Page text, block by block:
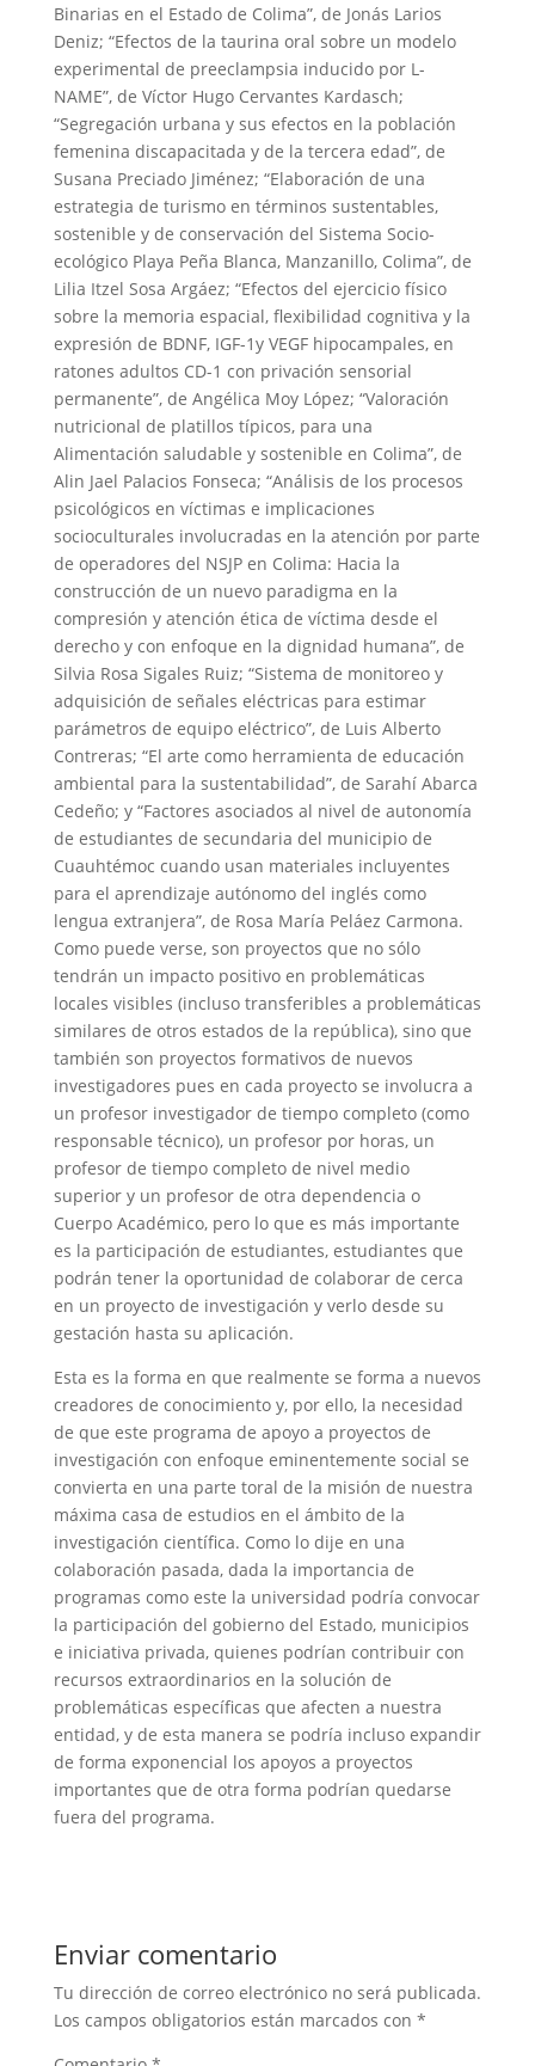
Binarias en el Estado de Colima”, de Jonás Larios
Deniz; “Efectos de la taurina oral sobre un modelo
experimental de preeclampsia inducido por L-
NAME”, de Víctor Hugo Cervantes Kardasch;
“Segregación urbana y sus efectos en la población
femenina discapacitada y de la tercera edad”, de
Susana Preciado Jiménez; “Elaboración de una
estrategia de turismo en términos sustentables,
sostenible y de conservación del Sistema Socio-
ecológico Playa Peña Blanca, Manzanillo, Colima”, de
Lilia Itzel Sosa Argáez; “Efectos del ejercicio físico
sobre la memoria espacial, flexibilidad cognitiva y la
expresión de BDNF, IGF-1y VEGF hipocampales, en
ratones adultos CD-1 con privación sensorial
permanente”, de Angélica Moy López; “Valoración
nutricional de platillos típicos, para una
Alimentación saludable y sostenible en Colima”, de
Alin Jael Palacios Fonseca; “Análisis de los procesos
psicológicos en víctimas e implicaciones
socioculturales involucradas en la atención por parte
de operadores del NSJP en Colima: Hacia la
construcción de un nuevo paradigma en la
compresión y atención ética de víctima desde el
derecho y con enfoque en la dignidad humana”, de
Silvia Rosa Sigales Ruiz; “Sistema de monitoreo y
adquisición de señales eléctricas para estimar
parámetros de equipo eléctrico”, de Luis Alberto
Contreras; “El arte como herramienta de educación
ambiental para la sustentabilidad”, de Sarahí Abarca
Cedeño; y “Factores asociados al nivel de autonomía
de estudiantes de secundaria del municipio de
Cuauhtémoc cuando usan materiales incluyentes
para el aprendizaje autónomo del inglés como
lengua extranjera”, de Rosa María Peláez Carmona.
Como puede verse, son proyectos que no sólo
tendrán un impacto positivo en problemáticas
locales visibles (incluso transferibles a problemáticas
similares de otros estados de la república), sino que
también son proyectos formativos de nuevos
investigadores pues en cada proyecto se involucra a
un profesor investigador de tiempo completo (como
responsable técnico), un profesor por horas, un
profesor de tiempo completo de nivel medio
superior y un profesor de otra dependencia o
Cuerpo Académico, pero lo que es más importante
es la participación de estudiantes, estudiantes que
podrán tener la oportunidad de colaborar de cerca
en un proyecto de investigación y verlo desde su
gestación hasta su aplicación.
Esta es la forma en que realmente se forma a nuevos
creadores de conocimiento y, por ello, la necesidad
de que este programa de apoyo a proyectos de
investigación con enfoque eminentemente social se
convierta en una parte toral de la misión de nuestra
máxima casa de estudios en el ámbito de la
investigación científica. Como lo dije en una
colaboración pasada, dada la importancia de
programas como este la universidad podría convocar
la participación del gobierno del Estado, municipios
e iniciativa privada, quienes podrían contribuir con
recursos extraordinarios en la solución de
problemáticas específicas que afecten a nuestra
entidad, y de esta manera se podría incluso expandir
de forma exponencial los apoyos a proyectos
importantes que de otra forma podrían quedarse
fuera del programa.
Enviar comentario
Tu dirección de correo electrónico no será publicada.
Los campos obligatorios están marcados con *